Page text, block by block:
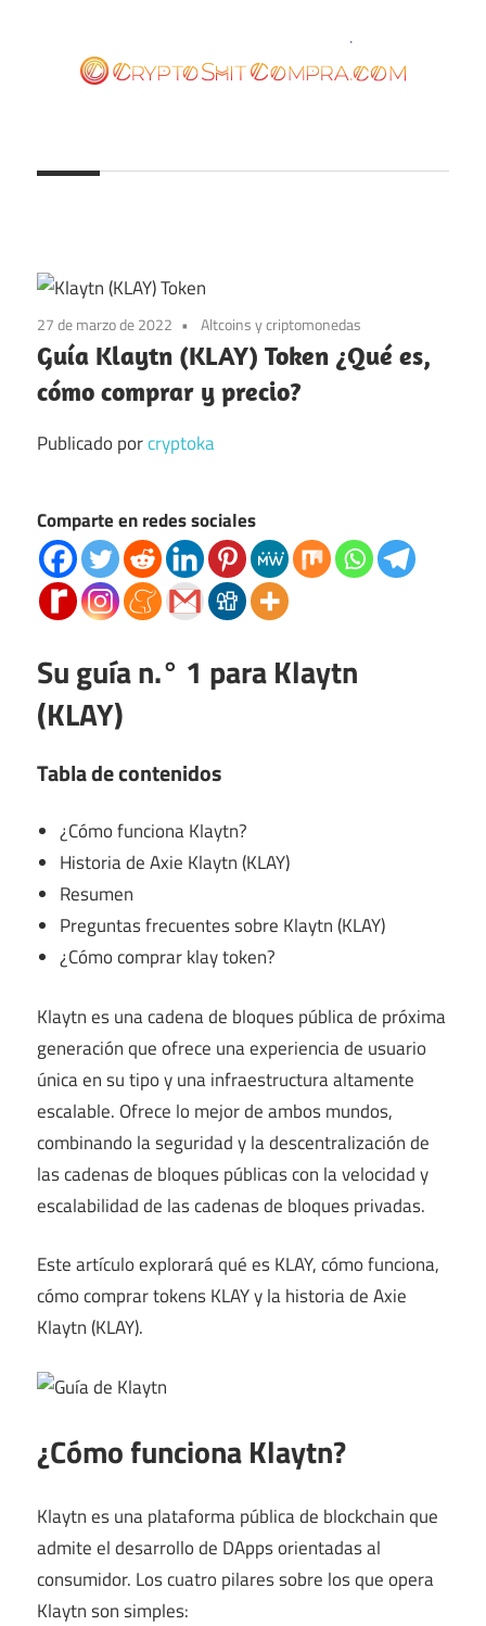
contenido
27 de marzo de 2022 Altcoins y criptomonedas
Guía Klaytn (KLAY) Token ¿Qué es,
cómo comprar y precio?
Publicado porcryptoka
Comparte en redes sociales
Su guía n.° 1 para Klaytn
(KLAY)
Tabla de contenidos
¿Cómo funciona Klaytn?
Historia de Axie Klaytn (KLAY)
Resumen
Preguntas frecuentes sobre Klaytn (KLAY)
¿Cómo comprar klay token?
Klaytn es una cadena de bloques pública de próxima
generación que ofrece una experiencia de usuario
única en su tipo y una infraestructura altamente
escalable. Ofrece lo mejor de ambos mundos,
combinando la seguridad y la descentralización de
las cadenas de bloques públicas con la velocidad y
escalabilidad de las cadenas de bloques privadas.
Este artículo explorará qué es KLAY, cómo funciona,
cómo comprar tokens KLAY y la historia de Axie
Klaytn (KLAY).
¿Cómo funciona Klaytn?
Klaytn es una plataforma pública de blockchain que
admite el desarrollo de DApps orientadas al
consumidor. Los cuatro pilares sobre los que opera
Klaytn son simples: